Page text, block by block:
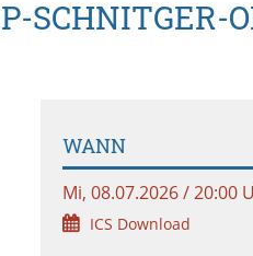
SCHNITGER-
WANN
Mi, 08.07.2026 / 20:00
ICS Download